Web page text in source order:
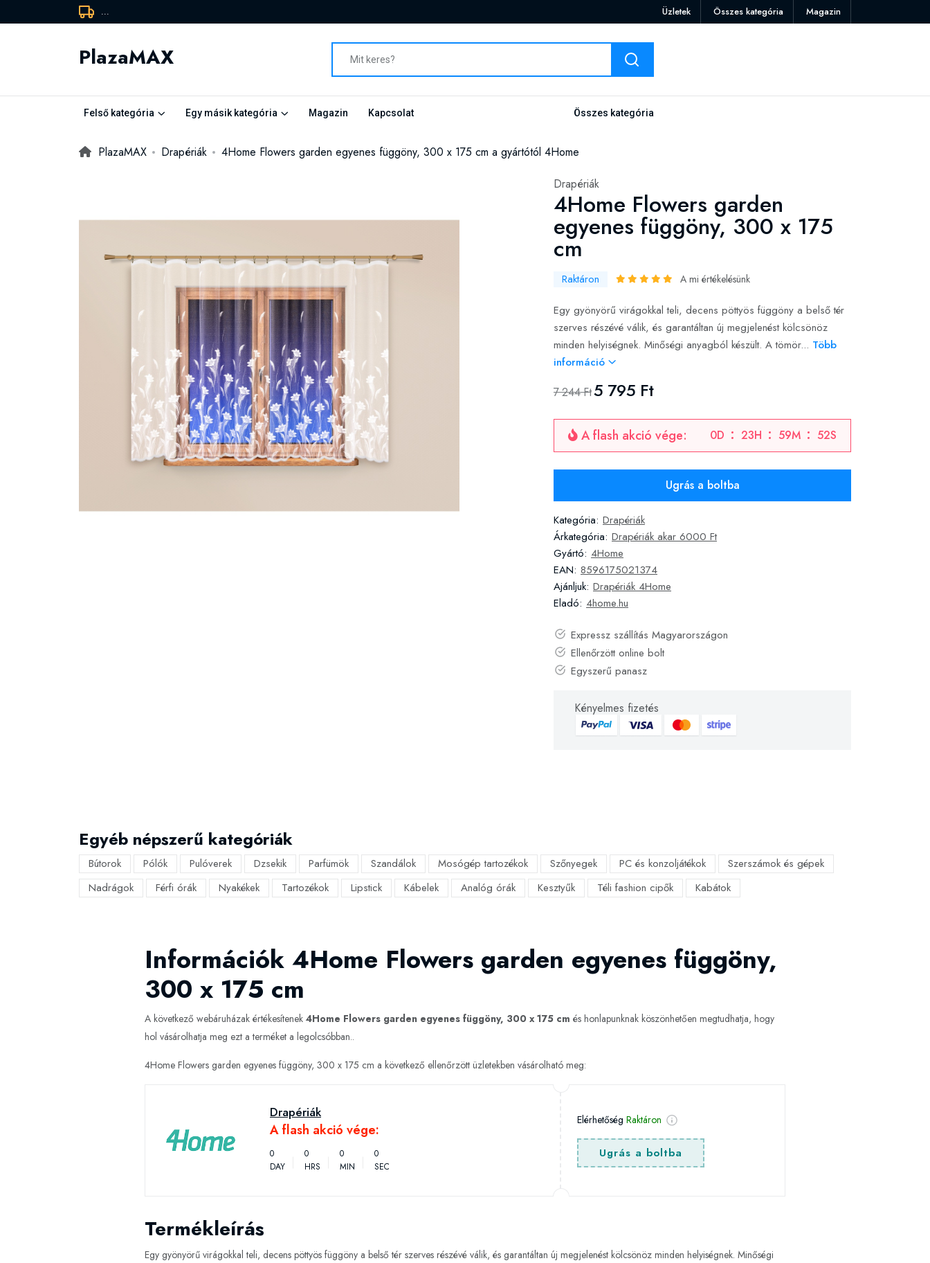
... Üzletek Összes kategória Magazin
PlazaMAX
Felső kategória Egy másik kategória Magazin Kapcsolat Összes kategória
PlazaMAX Drapériák
4Home Flowers garden egyenes függöny, 300 x 175 cm a gyártótól 4Home
Drapériák
4Home Flowers garden
egyenes függöny, 300 x 175
cm
Raktáron A mi értékelésünk
Egy gyönyörű virágokkal teli, decens pöttyös függöny a belső tér
szerves részévé válik, és garantáltan új megjelenést kölcsönöz
minden helyiségnek. Minőségi anyagból készült. A tömör... Több
információ
7 244 Ft5 795 Ft
A flash akció vége: 0D 23H 59M 51S
Ugrás a boltba
Kategória: Drapériák
Árkategória: Drapériák akar 6000 Ft
Gyártó: 4Home
EAN: 8596175021374
Ajánljuk: Drapériák 4Home
Eladó: 4home.hu
Expressz szállítás Magyarországon
Ellenőrzött online bolt
Egyszerű panasz
Kényelmes fizetés
Egyéb népszerű kategóriák
Bútorok Pólók Pulóverek Dzsekik Parfümök Szandálok Mosógép tartozékok Szőnyegek PC és konzoljátékok
Szerszámok és gépek
Nadrágok
Férfi órák Nyakékek Tartozékok Lipstick Kábelek Analóg órák Kesztyűk Téli fashion cipők Kabátok
Információk 4Home Flowers garden egyenes függöny,
300 x 175 cm
A következő webáruházak értékesítenek 4Home Flowers garden egyenes függöny, 300 x 175 cm és honlapunknak köszönhetően megtudhatja, hogy
hol vásárolhatja meg ezt a terméket a legolcsóbban..
4Home Flowers garden egyenes függöny, 300 x 175 cm a következő ellenőrzött üzletekben vásárolható meg:
Drapériák
A flash akció vége:
0
DAY
0
HRS
0
MIN
0
SEC
ElérhetőségRaktáron
Ugrás a boltba
Termékleírás
Egy gyönyörű virágokkal teli, decens pöttyös függöny a belső tér szerves részévé válik, és garantáltan új megjelenést kölcsönöz minden helyiségnek. Minőségi